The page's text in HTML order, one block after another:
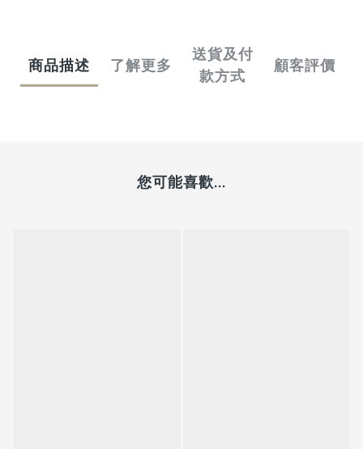
商品描述 了解更多
送貨及付
款方式
顧客評價
您可能喜歡...